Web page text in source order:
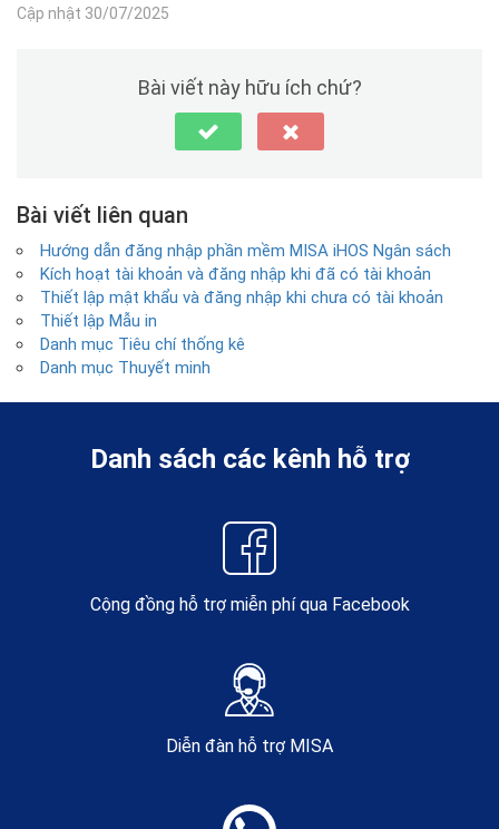
Cập nhật 30/07/2025
Bài viết này hữu ích chứ?
Bài viết liên quan
Hướng dẫn đăng nhập phần mềm MISA iHOS Ngân sách
Kích hoạt tài khoản và đăng nhập khi đã có tài khoản
Thiết lập mật khẩu và đăng nhập khi chưa có tài khoản
Thiết lập Mẫu in
Danh mục Tiêu chí thống kê
Danh mục Thuyết minh
Danh sách các kênh hỗ trợ
Cộng đồng hỗ trợ miễn phí qua Facebook
Diễn đàn hỗ trợ MISA